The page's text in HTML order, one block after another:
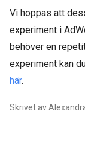
Vi hoppas att
experiment i
behöver en
experiment kan
här.
Skrivet av